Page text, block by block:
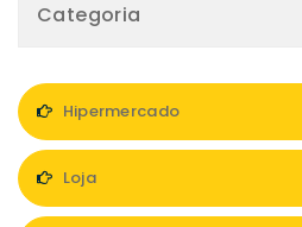
Categoria
Hipermercado
Loja